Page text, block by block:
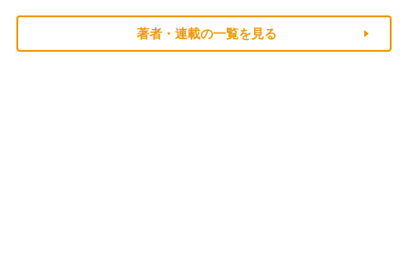
著者・連載の一覧を見る